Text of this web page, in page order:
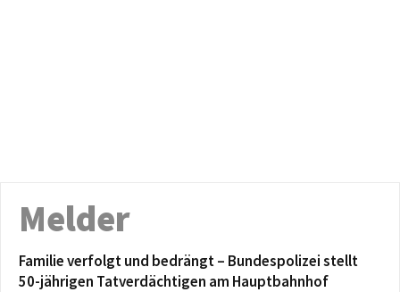
Melder
Familie verfolgt und bedrängt – Bundespolizei stellt
50-jährigen Tatverdächtigen am Hauptbahnhof